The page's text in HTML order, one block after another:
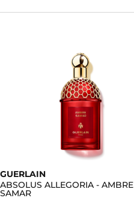
GUERLAIN
ABSOLUS ALLEGORIA - AMBRE
SAMAR